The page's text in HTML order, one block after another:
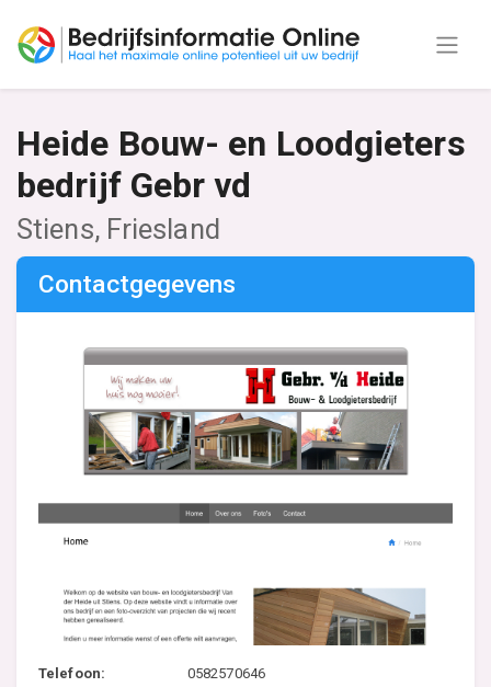
Heide Bouw- en Loodgieters
bedrijf Gebr vd
Stiens, Friesland
Contactgegevens
Telefoon: 0582570646